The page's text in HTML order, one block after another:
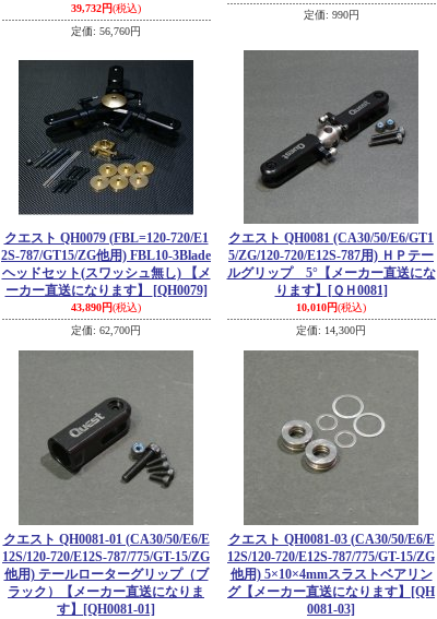
39,732円(税込)
定価: 56,760円
定価: 990円
クエスト QH0079 (FBL=120-720/E1
2S-787/GT15/ZG他用) FBL10-3Blade
ヘッドセット(スワッシュ無し) 【メ
ーカー直送になります】
[QH0079]
43,890円(税込)
定価: 62,700円
クエスト QH0081 (CA30/50/E6/GT1
5/ZG/120-720/E12S-787用) ＨＰテー
ルグリップ 5°【メーカー直送にな
ります】
[ＱＨ0081]
10,010円(税込)
定価: 14,300円
クエスト QH0081-01 (CA30/50/E6/E
12S/120-720/E12S-787/775/GT-15/ZG
他用) テールローターグリップ（ブ
ラック）【メーカー直送になりま
す】
[QH0081-01]
クエスト QH0081-03 (CA30/50/E6/E
12S/120-720/E12S-787/775/GT-15/ZG
他用) 5×10×4mmスラストベアリン
グ【メーカー直送になります】
[QH
0081-03]